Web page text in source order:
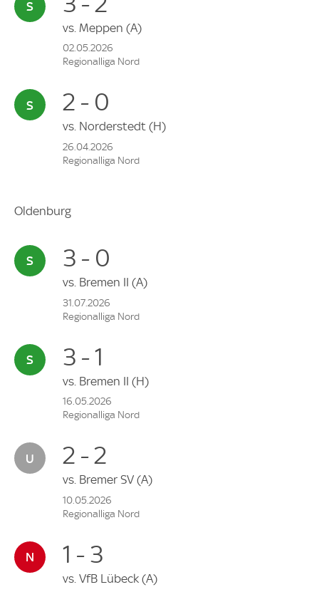
vs. Meppen (A)
02.05.2026
Regionalliga Nord
2 - 0
vs. Norderstedt (H)
26.04.2026
Regionalliga Nord
Oldenburg
3 - 0
vs. Bremen II (A)
31.07.2026
Regionalliga Nord
3 - 1
vs. Bremen II (H)
16.05.2026
Regionalliga Nord
2 - 2
vs. Bremer SV (A)
10.05.2026
Regionalliga Nord
1 - 3
vs. VfB Lübeck (A)